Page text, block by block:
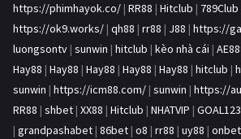
https://phimhayok.co/ | RR88 | Hitclub | 789Club
https://ok9.works/ | qh88 | rr88 | J88 | https://
luongsontv | sunwin | hitclub | kèo nhà cái |
Hay88 | Hay88 | Hay88 | Hay88 | Hay88 | hitclub |
sunwin | https://icm88.com/ | sunwin | https://
RR88 | shbet | XX88 | Hitclub | NHATVIP | GOAL123
| grandpashabet | 86bet | o8 | rr88 | uy88 | onbet